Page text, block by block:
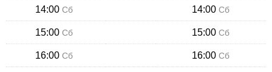
14:00 Сб 14:00 Сб
15:00 Сб 15:00 Сб
16:00 Сб 16:00 Сб